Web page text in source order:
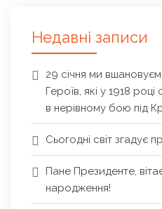
Недавні записи
29 січня ми
Героїв, які у 1918
в нерівному бою під
Сьогодні світ згадує
Пане Президенте,
народження!